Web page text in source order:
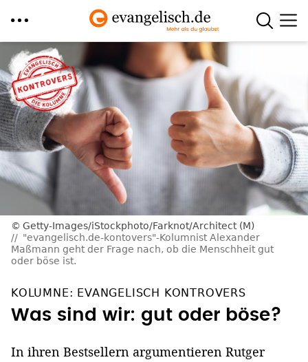
Direkt
zum
Inhalt
Getty-Images/iStockphoto/Farknot/Architect (M)
"evangelisch.de-kontovers"-Kolumnist Alexander
Maßmann geht der Frage nach, ob die Menschheit gut
oder böse ist.
KOLUMNE: EVANGELISCH KONTROVERS
Was sind wir: gut oder böse?
In ihren Bestsellern argumentieren Rutger